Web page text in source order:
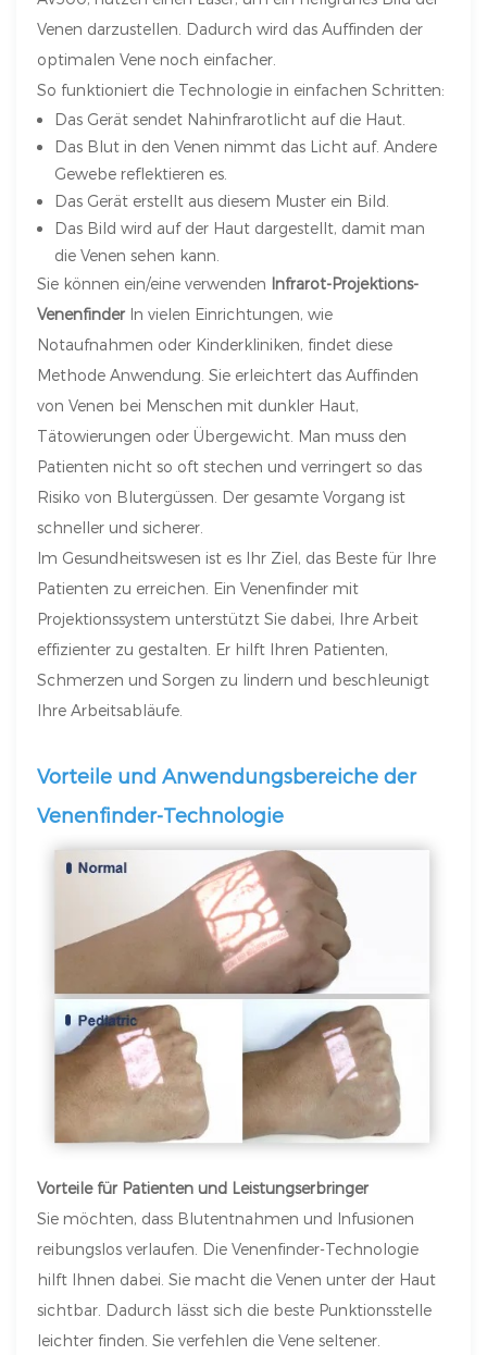
Venen darzustellen. Dadurch wird das Auffinden der
optimalen Vene noch einfacher.
So funktioniert die Technologie in einfachen Schritten:
Das Gerät sendet Nahinfrarotlicht auf die Haut.
Das Blut in den Venen nimmt das Licht auf. Andere
Gewebe reflektieren es.
Das Gerät erstellt aus diesem Muster ein Bild.
Das Bild wird auf der Haut dargestellt, damit man
die Venen sehen kann.
Sie können ein/eine verwenden Infrarot-Projektions-
VenenfinderIn vielen Einrichtungen, wie
Notaufnahmen oder Kinderkliniken, findet diese
Methode Anwendung. Sie erleichtert das Auffinden
von Venen bei Menschen mit dunkler Haut,
Tätowierungen oder Übergewicht. Man muss den
Patienten nicht so oft stechen und verringert so das
Risiko von Blutergüssen. Der gesamte Vorgang ist
schneller und sicherer.
Im Gesundheitswesen ist es Ihr Ziel, das Beste für Ihre
Patienten zu erreichen. Ein Venenfinder mit
Projektionssystem unterstützt Sie dabei, Ihre Arbeit
effizienter zu gestalten. Er hilft Ihren Patienten,
Schmerzen und Sorgen zu lindern und beschleunigt
Ihre Arbeitsabläufe.
Vorteile und Anwendungsbereiche der
Venenfinder-Technologie
Vorteile für Patienten und Leistungserbringer
Sie möchten, dass Blutentnahmen und Infusionen
reibungslos verlaufen. Die Venenfinder-Technologie
hilft Ihnen dabei. Sie macht die Venen unter der Haut
sichtbar. Dadurch lässt sich die beste Punktionsstelle
leichter finden. Sie verfehlen die Vene seltener.